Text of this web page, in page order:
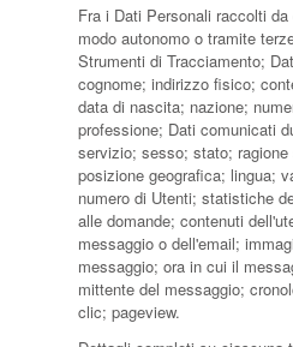
Fra i Dati Personali raccolti
modo autonomo o tramite
Strumenti di Tracciamento;
cognome; indirizzo fisico;
data di nascita; nazione;
professione; Dati comunicati
servizio; sesso; stato;
posizione geografica; lingua;
numero di Utenti; statistiche
alle domande; contenuti
messaggio o dell'email;
messaggio; ora in cui il
mittente del messaggio;
clic; pageview.